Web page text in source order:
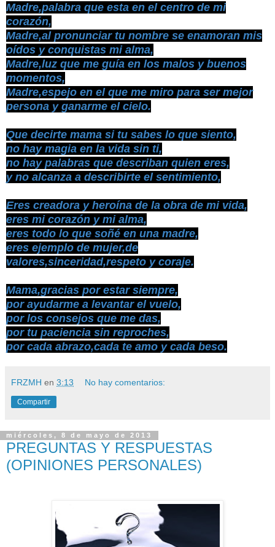
Madre,palabra que esta en el centro de mi
corazón,
Madre,al pronunciar tu nombre se enamoran mis
oídos y conquistas mi alma,
Madre,luz que me guía en los malos y buenos
momentos,
Madre,espejo en el que me miro para ser mejor
persona y ganarme el cielo.
Que decirte mama si tu sabes lo que siento,
no hay magia en la vida sin ti,
no hay palabras que describan quien eres,
y no alcanza a describirte el sentimiento,
Eres creadora y heroína de la obra de mi vida,
eres mi corazón y mi alma,
eres todo lo que soñé en una madre,
eres ejemplo de mujer,de
valores,sinceridad,respeto y coraje.
Mama,gracias por estar siempre,
por ayudarme a levantar el vuelo,
por los consejos que me das,
por tu paciencia sin reproches,
por cada abrazo,cada te amo y cada beso.
FRZMH en 3:13 No hay comentarios:
Compartir
miércoles, 8 de mayo de 2013
PREGUNTAS Y RESPUESTAS
(OPINIONES PERSONALES)